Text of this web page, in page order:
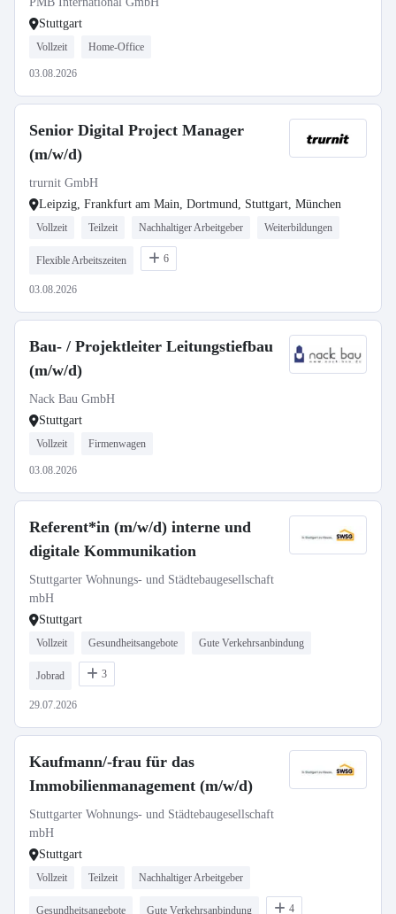
Stuttgart
Vollzeit Home-Office
03.08.2026
Senior Digital Project Manager
(m/w/d)
trurnit GmbH
Leipzig, Frankfurt am Main, Dortmund, Stuttgart, München
Vollzeit Teilzeit Nachhaltiger Arbeitgeber Weiterbildungen
Flexible Arbeitszeiten 6
03.08.2026
Bau- / Projektleiter Leitungstiefbau
(m/w/d)
Nack Bau GmbH
Stuttgart
Vollzeit Firmenwagen
03.08.2026
Referent*in (m/w/d) interne und
digitale Kommunikation
Stuttgarter Wohnungs- und Städtebaugesellschaft
mbH
Stuttgart
Vollzeit Gesundheitsangebote Gute Verkehrsanbindung
Jobrad 3
29.07.2026
Kaufmann/-frau für das
Immobilienmanagement (m/w/d)
Stuttgarter Wohnungs- und Städtebaugesellschaft
mbH
Stuttgart
Vollzeit Teilzeit Nachhaltiger Arbeitgeber
Gesundheitsangebote Gute Verkehrsanbindung 4